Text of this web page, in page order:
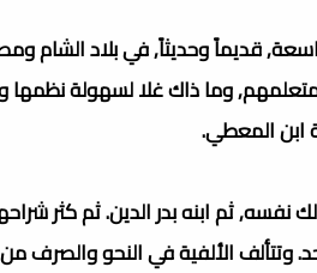
قديماً وحديثاً, في بلاد الشام
وما ذاك غلا لسهولة
ابن المعطي.
نفسه, ثم ابنه بدر الدين. ثم
الألفية في النحو والصرف من